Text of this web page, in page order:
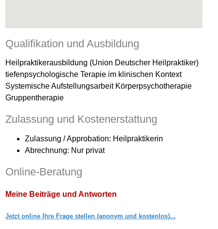
Qualifikation und Ausbildung
Heilpraktikerausbildung (Union Deutscher Heilpraktiker)
tiefenpsychologische Terapie im klinischen Kontext
Systemische Aufstellungsarbeit Körperpsychotherapie
Gruppentherapie
Zulassung und Kostenerstattung
Zulassung / Approbation: Heilpraktikerin
Abrechnung: Nur privat
Online-Beratung